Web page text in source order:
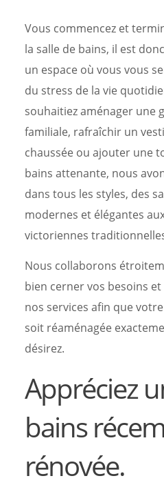
Vous commencez et
la salle de bains, il est
un espace où vous vous
du stress de la vie
souhaitiez aménager une
familiale, rafraîchir un
chaussée ou ajouter une
bains attenante, nous
dans tous les styles, des
modernes et élégantes
victoriennes
Nous collaborons
bien cerner vos besoins
nos services afin que
soit réaménagée
désirez.
Appréciez
bains
rénovée.